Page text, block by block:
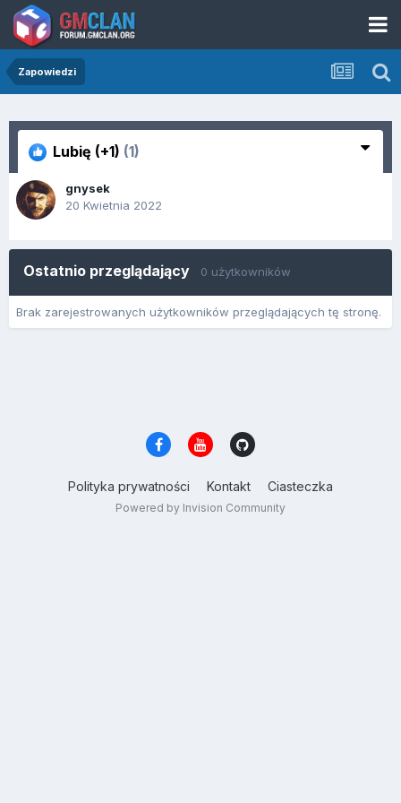
Zapowiedzi
Lubię (+1) (1)
gnysek
20 Kwietnia 2022
Ostatnio przeglądający 0 użytkowników
Brak zarejestrowanych użytkowników przeglądających tę stronę.
Polityka prywatności Kontakt Ciasteczka
Powered by Invision Community